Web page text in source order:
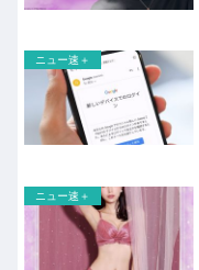
ニュー速＋
ニュー速＋